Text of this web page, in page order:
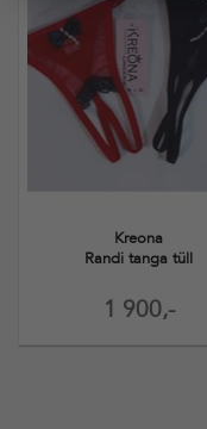
1 900,-
Kreona
Randi tanga tüll